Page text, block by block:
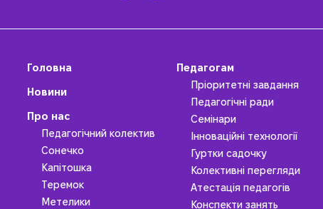
Головна
Новини
Про нас
Педагогічний колектив
Сонечко
Капітошка
Теремок
Метелики
Педагогам
Пріоритетні завдання
Педагогічні ради
Семінари
Інноваційні технології
Гуртки садочку
Колективні перегляди
Атестація педагогів
Конспекти занять